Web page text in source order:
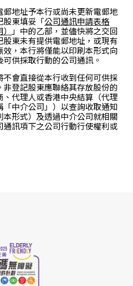
郵地址予本行或尚未更新電郵地
股東填妥「 公司通訊申請表格
」中的乙部，並儘快將之交回
股東未有提供電郵地址，或現有
效，本行將僅能以印刷本形式向
供採取行動的公司通訊。
不會直接從本行收到任何可供採
非登記股東應聯絡其存放股份的
、代理人或香港中央結算（代理
「中介公司」）以查詢收取通知
本形式）及透過中介公司就相關
通訊項下之公司行動行使權利或